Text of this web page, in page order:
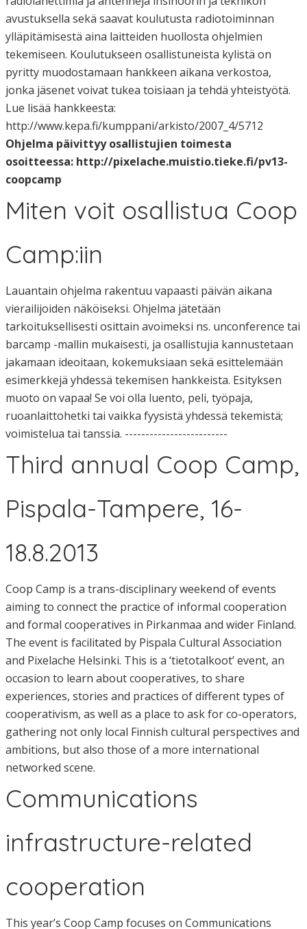
avustuksella sekä saavat koulutusta radiotoiminnan
ylläpitämisestä aina laitteiden huollosta ohjelmien
tekemiseen. Koulutukseen osallistuneista kylistä on
pyritty muodostamaan hankkeen aikana verkostoa,
jonka jäsenet voivat tukea toisiaan ja tehdä yhteistyötä.
Lue lisää hankkeesta:
http://www.kepa.fi/kumppani/arkisto/2007_4/5712
Ohjelma päivittyy osallistujien toimesta
osoitteessa: http://pixelache.muistio.tieke.fi/pv13-
coopcamp
Miten voit osallistua Coop
Camp:iin
Lauantain ohjelma rakentuu vapaasti päivän aikana
vierailijoiden näköiseksi. Ohjelma jätetään
tarkoituksellisesti osittain avoimeksi ns. unconference tai
barcamp -mallin mukaisesti, ja osallistujia kannustetaan
jakamaan ideoitaan, kokemuksiaan sekä esittelemään
esimerkkejä yhdessä tekemisen hankkeista. Esityksen
muoto on vapaa! Se voi olla luento, peli, työpaja,
ruoanlaittohetki tai vaikka fyysistä yhdessä tekemistä;
voimistelua tai tanssia. -------------------------
Third annual Coop Camp,
Pispala-Tampere, 16-
18.8.2013
Coop Camp is a trans-disciplinary weekend of events
aiming to connect the practice of informal cooperation
and formal cooperatives in Pirkanmaa and wider Finland.
The event is facilitated by Pispala Cultural Association
and Pixelache Helsinki. This is a ‘tietotalkoot’ event, an
occasion to learn about cooperatives, to share
experiences, stories and practices of different types of
cooperativism, as well as a place to ask for co-operators,
gathering not only local Finnish cultural perspectives and
ambitions, but also those of a more international
networked scene.
Communications
infrastructure-related
cooperation
This year’s Coop Camp focuses on Communications